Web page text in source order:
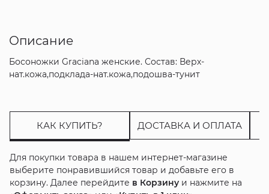
Описание
Босоножки Graciana женские. Состав: Верх-
нат.кожа,подклада-нат.кожа,подошва-тунит
КАК КУПИТЬ? ДОСТАВКА И ОПЛАТА
Для покупки товара в нашем интернет-магазине
выберите понравившийся товар и добавьте его в
корзину. Далее перейдите в Корзинуи нажмите на